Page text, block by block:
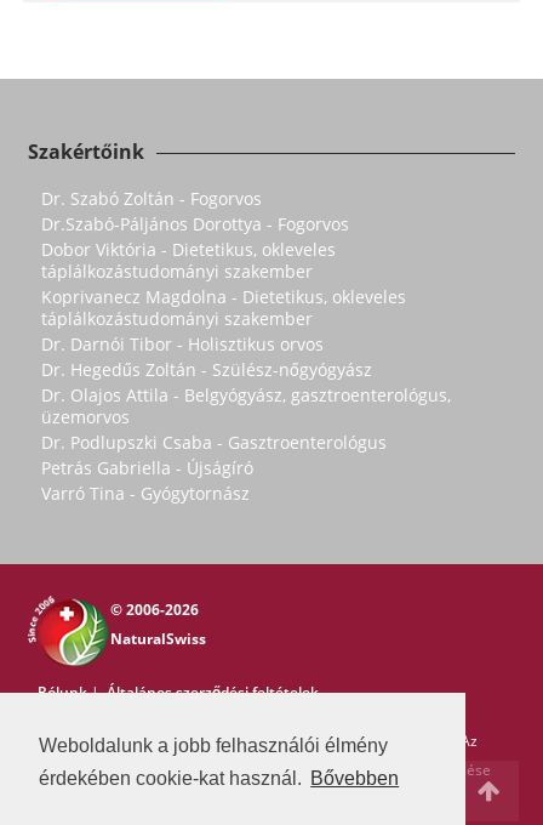
Weboldalunk a jobb felhasználói élmény
érdekében cookie-kat használ. Bővebben
Szakértőink
Dr. Szabó Zoltán - Fogorvos
Dr.Szabó-Páljános Dorottya - Fogorvos
Dobor Viktória - Dietetikus, okleveles
táplálkozástudományi szakember
Koprivanecz Magdolna - Dietetikus, okleveles
táplálkozástudományi szakember
Dr. Darnói Tibor - Holisztikus orvos
Dr. Hegedűs Zoltán - Szülész-nőgyógyász
Dr. Olajos Attila - Belgyógyász, gasztroenterológus,
üzemorvos
Dr. Podlupszki Csaba - Gasztroenterológus
Petrás Gabriella - Újságíró
Varró Tina - Gyógytornász
© 2006-2026
NaturalSwiss
Rólunk|Általános szerződési feltételek
Copyright © 2006-2026 NaturalSwissMinden jog fenntartva. Az
oldal tartalma nem másolható a Natural Swiss írásos beleegyezése